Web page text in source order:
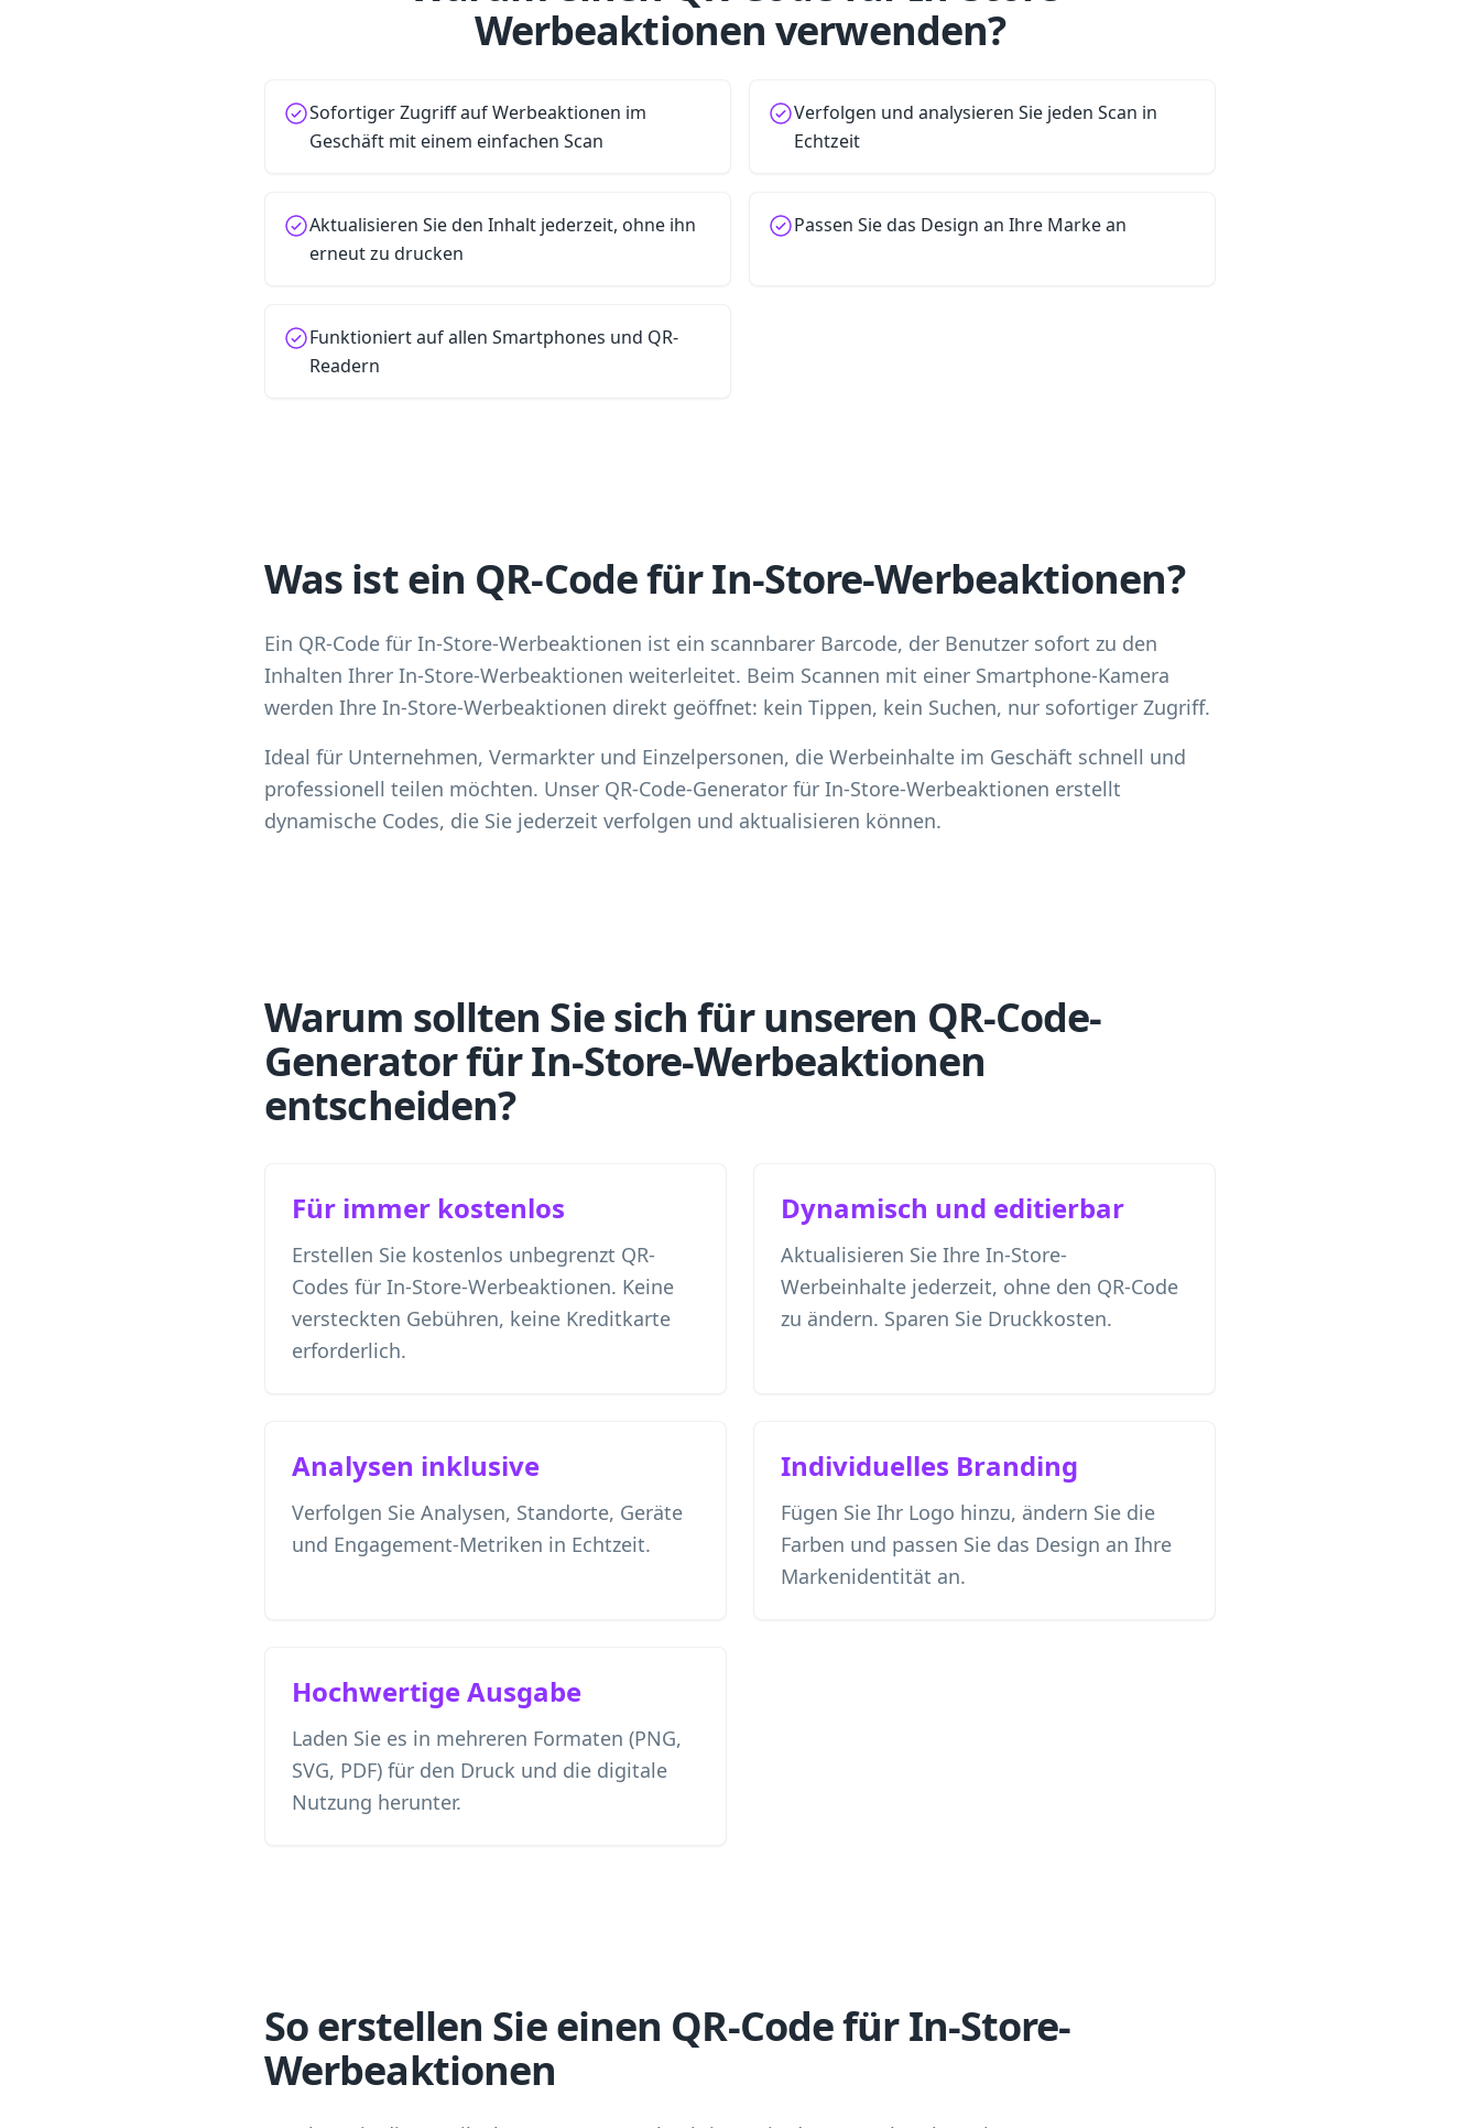
Werbeaktionen verwenden?
Sofortiger Zugriff auf Werbeaktionen im
Geschäft mit einem einfachen Scan
Verfolgen und analysieren Sie jeden Scan in
Echtzeit
Aktualisieren Sie den Inhalt jederzeit, ohne ihn
erneut zu drucken
Passen Sie das Design an Ihre Marke an
Funktioniert auf allen Smartphones und QR-
Readern
Was ist ein QR-Code für In-Store-Werbeaktionen?
Ein QR-Code für In-Store-Werbeaktionen ist ein scannbarer Barcode, der Benutzer sofort zu den
Inhalten Ihrer In-Store-Werbeaktionen weiterleitet. Beim Scannen mit einer Smartphone-Kamera
werden Ihre In-Store-Werbeaktionen direkt geöffnet: kein Tippen, kein Suchen, nur sofortiger Zugriff.
Ideal für Unternehmen, Vermarkter und Einzelpersonen, die Werbeinhalte im Geschäft schnell und
professionell teilen möchten. Unser QR-Code-Generator für In-Store-Werbeaktionen erstellt
dynamische Codes, die Sie jederzeit verfolgen und aktualisieren können.
Warum sollten Sie sich für unseren QR-Code-
Generator für In-Store-Werbeaktionen
entscheiden?
Für immer kostenlos
Erstellen Sie kostenlos unbegrenzt QR-
Codes für In-Store-Werbeaktionen. Keine
versteckten Gebühren, keine Kreditkarte
erforderlich.
Dynamisch und editierbar
Aktualisieren Sie Ihre In-Store-
Werbeinhalte jederzeit, ohne den QR-Code
zu ändern. Sparen Sie Druckkosten.
Analysen inklusive
Verfolgen Sie Analysen, Standorte, Geräte
und Engagement-Metriken in Echtzeit.
Individuelles Branding
Fügen Sie Ihr Logo hinzu, ändern Sie die
Farben und passen Sie das Design an Ihre
Markenidentität an.
Hochwertige Ausgabe
Laden Sie es in mehreren Formaten (PNG,
SVG, PDF) für den Druck und die digitale
Nutzung herunter.
So erstellen Sie einen QR-Code für In-Store-
Werbeaktionen